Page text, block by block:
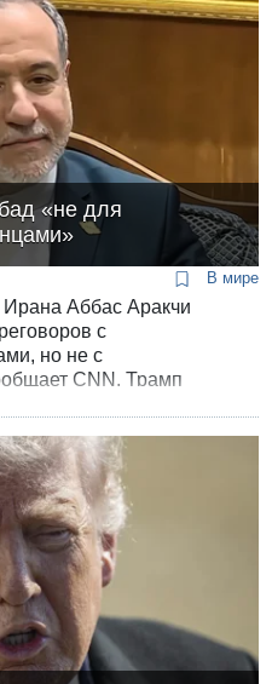
«не для
В мире
Аббас Аракчи
с
но не с
CNN. Трамп